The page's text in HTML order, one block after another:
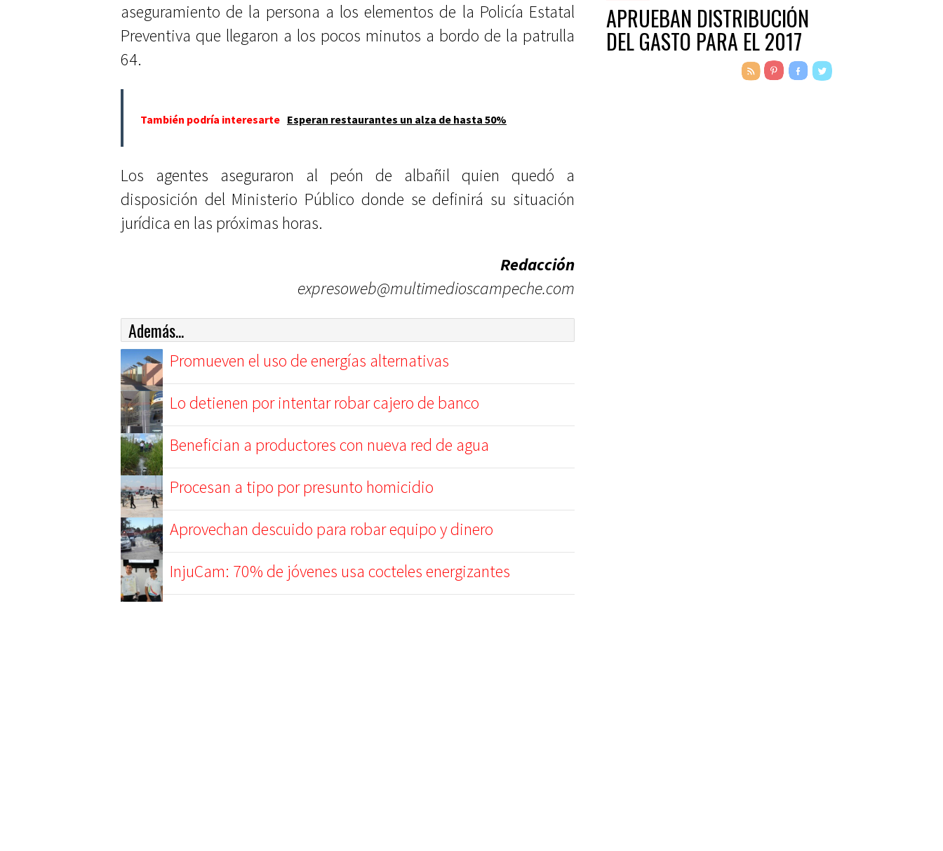
aseguramiento de la persona a los elementos de la Policía Estatal
Preventiva que llegaron a los pocos minutos a bordo de la patrulla
64.
También podría interesarte Esperan restaurantes un alza de hasta 50%
Los agentes aseguraron al peón de albañil quien quedó a
disposición del Ministerio Público donde se definirá su situación
jurídica en las próximas horas.
Redacción
expresoweb@multimedioscampeche.com
Además...
Promueven el uso de energías alternativas
Lo detienen por intentar robar cajero de banco
Benefician a productores con nueva red de agua
Procesan a tipo por presunto homicidio
Aprovechan descuido para robar equipo y dinero
InjuCam: 70% de jóvenes usa cocteles energizantes
APRUEBAN DISTRIBUCIÓN
DEL GASTO PARA EL 2017